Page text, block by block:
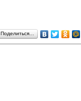
Поделиться…